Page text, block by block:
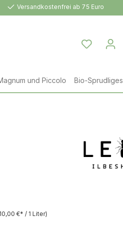
Versandkostenfrei ab 75 Euro
und Piccolo Bio-Sprudliges
€* / 1 Liter)